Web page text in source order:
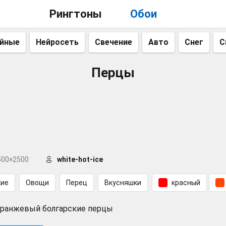
Рингтоны Обои
Нейросеть Свечение Авто Снег
Перцы
white-hot-ice
Овощи Перец Вкусняшки красный
болгарские перцы